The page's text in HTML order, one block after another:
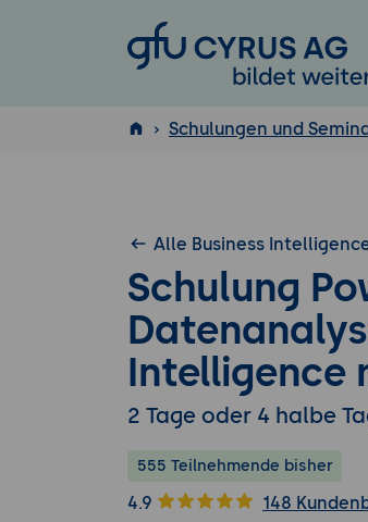
GFU Cyrus AG
ISTQB
Schulungen und
Alle Business
Schulung
Intelligence
2 Tage oder 4 halbe
555 Teilnehmende bisher
4.9 148